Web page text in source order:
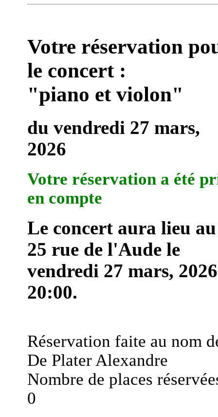
Votre réservation
le concert :
"piano et violon"
du vendredi 27 mars,
2026
Votre réservation a été
en compte
Le concert aura lieu au
25 rue de l'Aude le
vendredi 27 mars,
20:00.
Réservation faite au nom
De Plater Alexandre
Nombre de places
0